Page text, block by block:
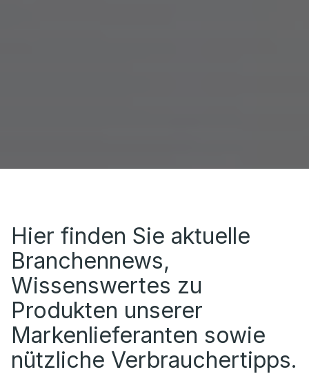
Hier finden Sie aktuelle
Branchennews,
Wissenswertes zu
Produkten unserer
Markenlieferanten sowie
nützliche Verbrauchertipps.